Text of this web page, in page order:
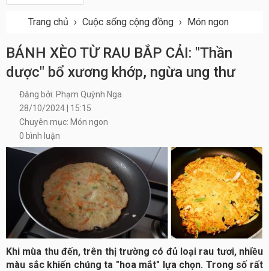
Trang chủ › Cuộc sống cộng đồng › Món ngon
BÁNH XÈO TỪ RAU BẮP CẢI: "Thần
dược" bổ xương khớp, ngừa ung thư
Đăng bởi: Phạm Quỳnh Nga
28/10/2024 | 15:15
Chuyên mục: Món ngon
0 bình luận
Khi mùa thu đến, trên thị trường có đủ loại rau tươi, nhiều
màu sắc khiến chúng ta "hoa mắt" lựa chọn. Trong số rất